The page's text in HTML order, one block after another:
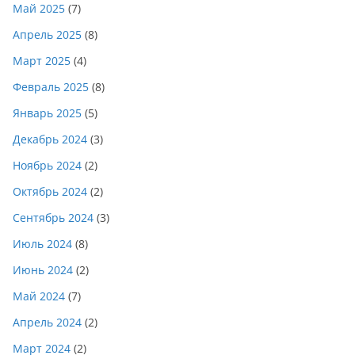
Май 2025 (7)
Апрель 2025 (8)
Март 2025 (4)
Февраль 2025 (8)
Январь 2025 (5)
Декабрь 2024 (3)
Ноябрь 2024 (2)
Октябрь 2024 (2)
Сентябрь 2024 (3)
Июль 2024 (8)
Июнь 2024 (2)
Май 2024 (7)
Апрель 2024 (2)
Март 2024 (2)